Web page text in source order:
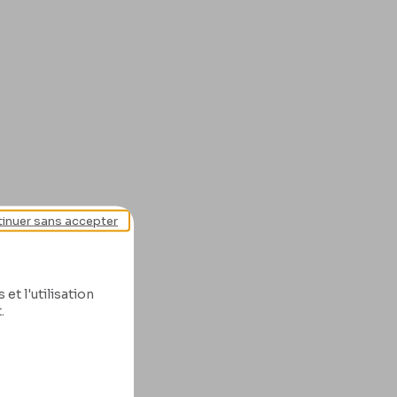
et l'utilisation
sans accepter